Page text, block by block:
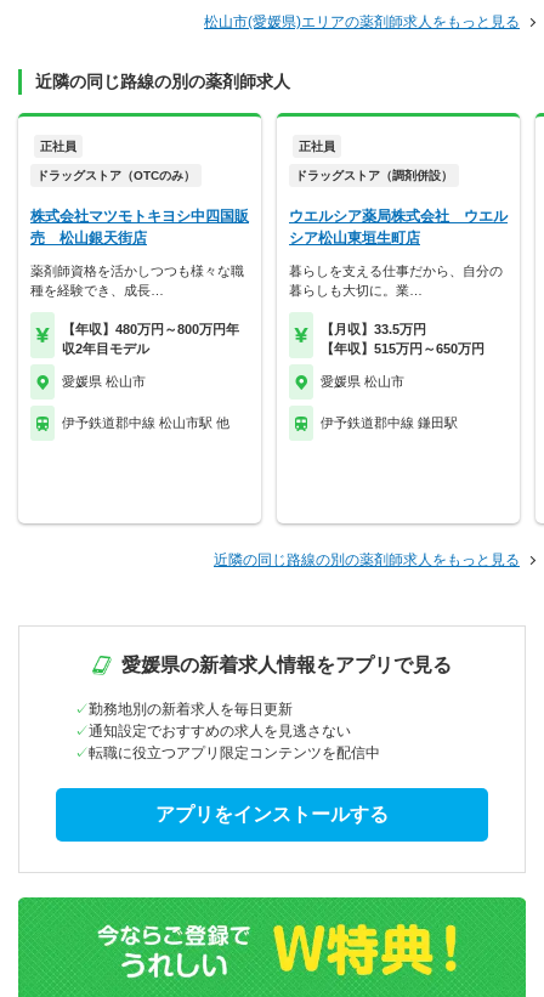
松山市(愛媛県)エリアの薬剤師求人をもっと見る
近隣の同じ路線の別の薬剤師求人
正社員
ドラッグストア（OTCのみ）
株式会社マツモトキヨシ中四国販
売 松山銀天街店
薬剤師資格を活かしつつも様々な職
種を経験でき、成長…
【年収】480万円～800万円年
収2年目モデル
愛媛県 松山市
伊予鉄道郡中線 松山市駅 他
正社員
ドラッグストア（調剤併設）
ウエルシア薬局株式会社 ウエル
シア松山東垣生町店
暮らしを支える仕事だから、自分の
暮らしも大切に。業…
【月収】33.5万円
【年収】515万円～650万円
愛媛県 松山市
伊予鉄道郡中線 鎌田駅
近隣の同じ路線の別の薬剤師求人をもっと見る
愛媛県の新着求人情報をアプリで見る
勤務地別の新着求人を毎日更新
通知設定でおすすめの求人を見逃さない
転職に役立つアプリ限定コンテンツを配信中
アプリをインストールする